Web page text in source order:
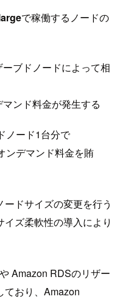
で稼働するノードの
ブドノードによって相
ンド料金が発生する
ノード1台分で
ンデマンド料金を賄
ドサイズの変更を行う
ズ柔軟性の導入により
Amazon RDSのリザー
ており、Amazon